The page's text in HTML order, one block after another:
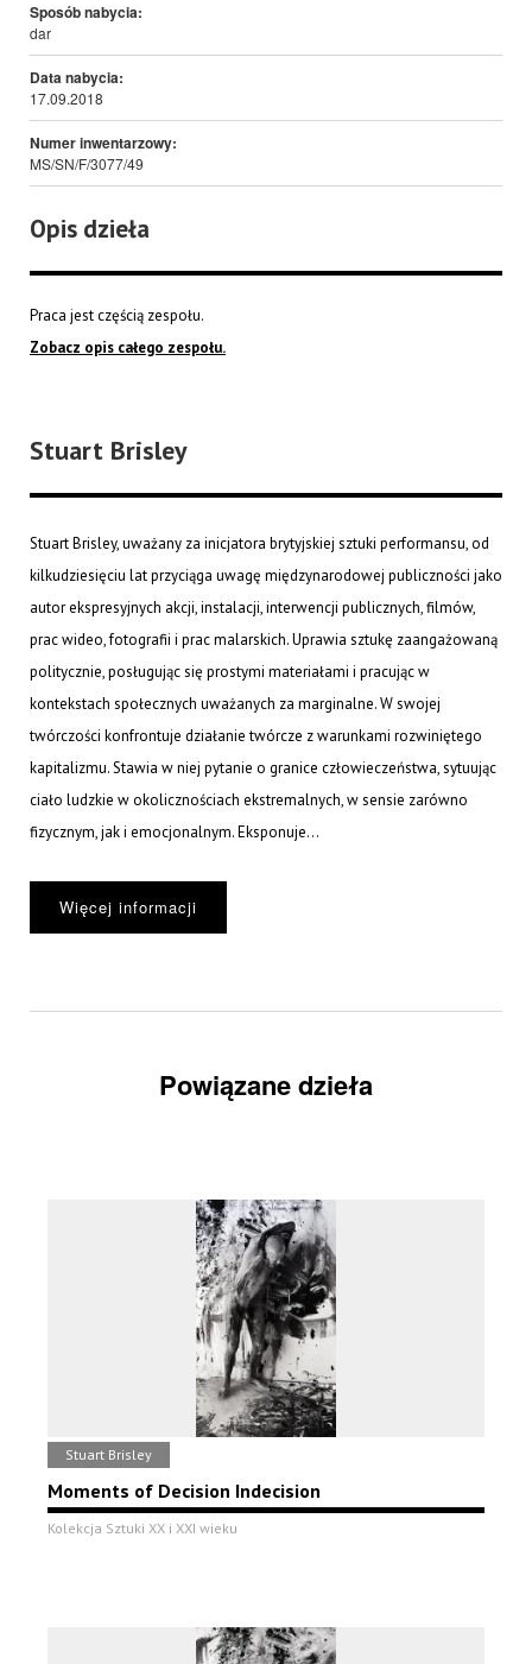
Sposób nabycia:
dar
Data nabycia:
17.09.2018
Numer inwentarzowy:
MS/SN/F/3077/49
Opis dzieła
Praca jest częścią zespołu.
Zobacz opis całego zespołu.
Stuart Brisley
Stuart Brisley, uważany za inicjatora brytyjskiej sztuki performansu, od
kilkudziesięciu lat przyciąga uwagę międzynarodowej publiczności jako
autor ekspresyjnych akcji, instalacji, interwencji publicznych, filmów,
prac wideo, fotografii i prac malarskich. Uprawia sztukę zaangażowaną
politycznie, posługując się prostymi materiałami i pracując w
kontekstach społecznych uważanych za marginalne. W swojej
twórczości konfrontuje działanie twórcze z warunkami rozwiniętego
kapitalizmu. Stawia w niej pytanie o granice człowieczeństwa, sytuując
ciało ludzkie w okolicznościach ekstremalnych, w sensie zarówno
fizycznym, jak i emocjonalnym. Eksponuje...
Więcej informacji
Powiązane dzieła
Stuart Brisley
Moments of Decision Indecision
Kolekcja Sztuki XX i XXI wieku